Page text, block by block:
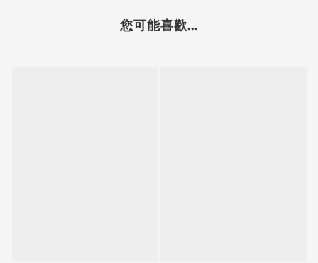
您可能喜歡...